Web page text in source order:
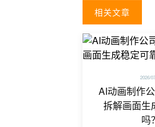
相关文章
2026/
AI动画制作
拆解画面生
吗